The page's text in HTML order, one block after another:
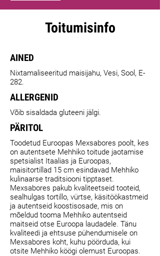
Toitumisinfo
AINED
Nixtamaliseeritud maisijahu, Vesi, Sool, E-
282.
ALLERGENID
Võib sisaldada gluteeni jälgi.
PÄRITOL
Toodetud Euroopas Mexsabores poolt, kes
on autentsete Mehhiko toitude jaotamise
spetsialist Itaalias ja Euroopas,
maisitortillad 15 cm esindavad Mehhiko
kulinaarse traditsiooni tipptaset.
Mexsabores pakub kvaliteetseid tooteid,
sealhulgas tortillo, vürtse, käsitöökastmeid
ja autentseid koostisosade, mis on
mõeldud tooma Mehhiko autentseid
maitseid otse Euroopa laudadele. Tänu
kvaliteedi ja ehtsuse pühendumisele on
Mexsabores koht, kuhu pöörduda, kui
otsite Mehhiko köögi olemust Euroopas.